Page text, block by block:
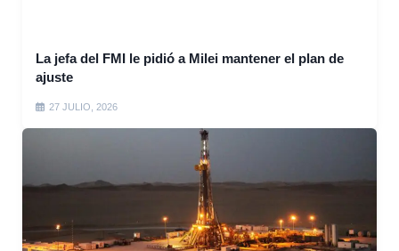
La jefa del FMI le pidió a Milei mantener el plan de
ajuste
27 JULIO, 2026